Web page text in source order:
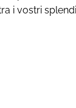
i vostri